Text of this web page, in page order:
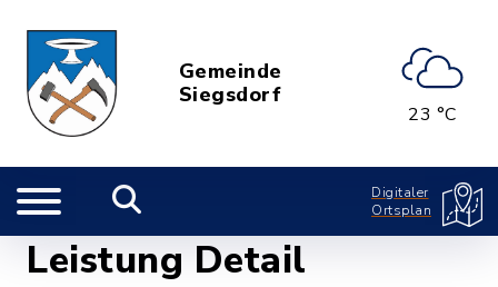
Gemeinde
Siegsdorf
23 °C
Digitaler
Ortsplan
Leistung Detail